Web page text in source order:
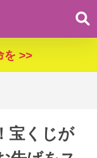
を >>
宝くじが